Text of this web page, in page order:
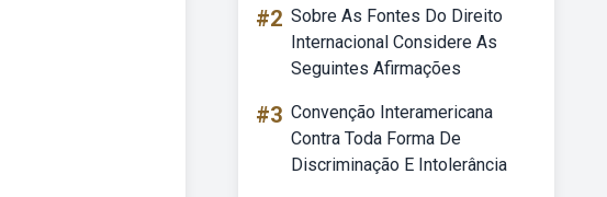
#2 Sobre As Fontes Do Direito
Internacional Considere As
Seguintes Afirmações
#3 Convenção Interamericana
Contra Toda Forma De
Discriminação E Intolerância